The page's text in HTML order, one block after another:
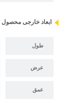
ابعاد خارجی محصول
طول
عرض
عمق